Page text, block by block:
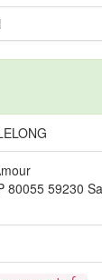
80055 59230